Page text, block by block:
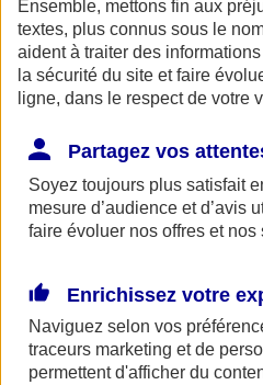
AXA Entraide met à votre
proches une ligne de soutien
accessible 24h/24 au 0800 77 88 95.
Espace Client
Fermer le
Ensemble, mettons fin aux
textes, plus connus sous le
aident à traiter des
la sécurité du site et faire
ligne, dans le respect de votre
Partagez vos
Soyez toujours plus satisfait
mesure d’audience et d’avis
faire évoluer nos offres et nos
Enrichissez votre
Naviguez selon vos
traceurs marketing et de
permettent d'afficher du